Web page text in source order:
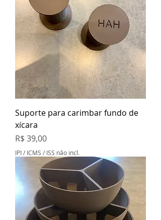
Suporte para carimbar fundo de
xícara
Preço
R$ 39,00
IPI / ICMS / ISS não incl.